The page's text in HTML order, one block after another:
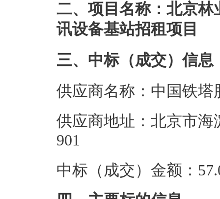
二、项目名称：北京林
讯设备基站招租项目
三、中标（成交）信息
供应商名称：中国铁
供应商地址：北京市海
901
中标（成交）金额：